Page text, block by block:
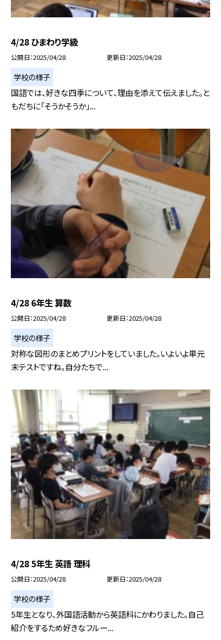
4/28 ひまわり学級
公開日 2025/04/28 更新日 2025/04/28
学校の様子
国語では、好きな四季について、理由を添えて伝えました。と
もだちに「そうかそうか」...
4/28 6年生 算数
公開日 2025/04/28 更新日 2025/04/28
学校の様子
対称な図形のまとめプリントをしていました。いよいよ単元
末テストですね。自分たちで...
4/28 5年生 英語 理科
公開日 2025/04/28 更新日 2025/04/28
学校の様子
5年生となり、外国語活動から英語科にかわりました。自己
紹介をするため好きなフルー...